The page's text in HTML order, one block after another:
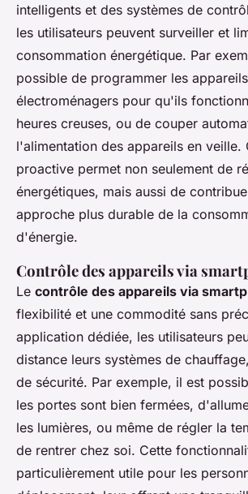
intelligents et des systèmes de
les utilisateurs peuvent surveiller et
consommation énergétique. Par
possible de programmer les appareils
électroménagers pour qu'ils
heures creuses, ou de couper
l'alimentation des appareils en veille.
proactive permet non seulement de
énergétiques, mais aussi de
approche plus durable de la
d'énergie.
Contrôle des appareils via
Le contrôle des appareils via
flexibilité et une commodité sans
application dédiée, les utilisateurs
distance leurs systèmes de
de sécurité. Par exemple, il est
les portes sont bien fermées,
les lumières, ou même de régler la
de rentrer chez soi. Cette
particulièrement utile pour les